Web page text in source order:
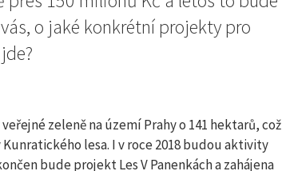
o jaké konkrétní projekty pro
zeleně na území Prahy o 141 hektarů, což
lesa. I v roce 2018 budou aktivity
bude projekt Les V Panenkách a zahájena